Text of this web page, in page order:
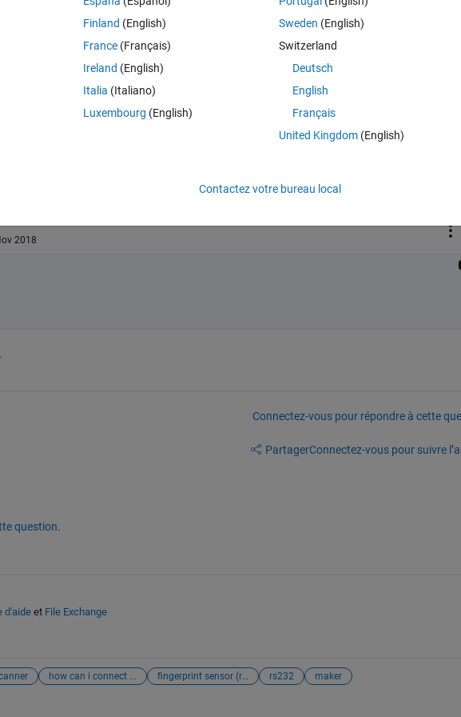
connect directly with usb?
be used easily, I hope you suggest it to me.
device which will look like aa serial port to matlab
2018
Connectez-vous pour répondre à cette
PartagerConnectez-vous pour suivre
question.
d'aideet File Exchange
how can i connect ... fingerprint sensor (r305) rs232 maker
Finland (English)
France (Français)
Ireland (English)
Italia (Italiano)
Luxembourg (English)
Sweden (English)
Switzerland
Deutsch
English
Français
United Kingdom(English)
Contactez votre bureau local